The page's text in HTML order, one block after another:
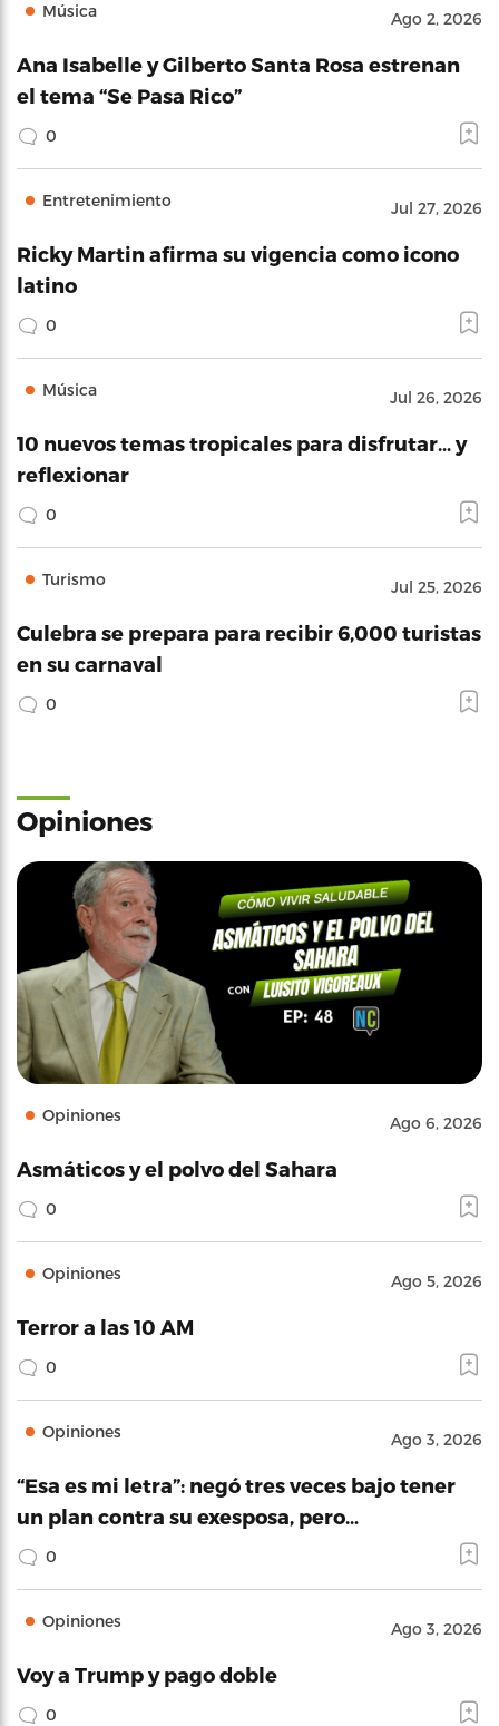
Música Ago 2, 2026
Ana Isabelle y Gilberto Santa Rosa estrenan
el tema “Se Pasa Rico”
0
Entretenimiento Jul 27, 2026
Ricky Martin afirma su vigencia como icono
latino
0
Música Jul 26, 2026
10 nuevos temas tropicales para disfrutar… y
reflexionar
0
Turismo Jul 25, 2026
Culebra se prepara para recibir 6,000 turistas
en su carnaval
0
Opiniones
Opiniones Ago 6, 2026
Asmáticos y el polvo del Sahara
0
Opiniones Ago 5, 2026
Terror a las 10 AM
0
Opiniones Ago 3, 2026
“Esa es mi letra”: negó tres veces bajo tener
un plan contra su exesposa, pero…
0
Opiniones Ago 3, 2026
Voy a Trump y pago doble
0